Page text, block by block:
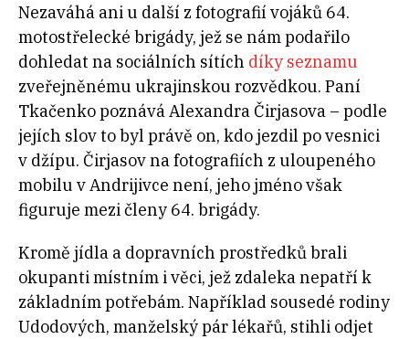
Nezaváhá ani u další z fotografií vojáků 64.
motostřelecké brigády, jež se nám podařilo
dohledat na sociálních sítích díky seznamu
zveřejněnému ukrajinskou rozvědkou. Paní
Tkačenko poznává Alexandra Čirjasova – podle
jejích slov to byl právě on, kdo jezdil po vesnici
v džípu. Čirjasov na fotografiích z uloupeného
mobilu v Andrijivce není, jeho jméno však
figuruje mezi členy 64. brigády.
Kromě jídla a dopravních prostředků brali
okupanti místním i věci, jež zdaleka nepatří k
základním potřebám. Například sousedé rodiny
Udodových, manželský pár lékařů, stihli odjet